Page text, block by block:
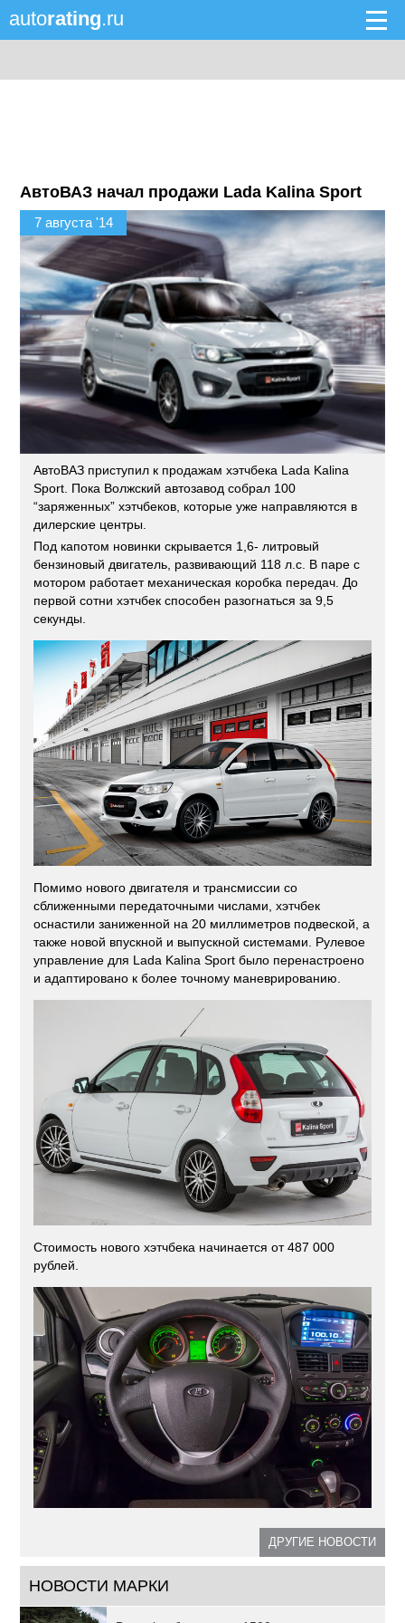
autorating.ru
АвтоВАЗ начал продажи Lada Kalina Sport
7 августа '14
АвтоВАЗ приступил к продажам хэтчбека Lada Kalina
Sport. Пока Волжский автозавод собрал 100
“заряженных” хэтчбеков, которые уже направляются в
дилерские центры.
Под капотом новинки скрывается 1,6- литровый
бензиновый двигатель, развивающий 118 л.с. В паре с
мотором работает механическая коробка передач. До
первой сотни хэтчбек способен разогнаться за 9,5
секунды.
Помимо нового двигателя и трансмиссии со
сближенными передаточными числами, хэтчбек
оснастили заниженной на 20 миллиметров подвеской, а
также новой впускной и выпускной системами. Рулевое
управление для Lada Kalina Sport было перенастроено
и адаптировано к более точному маневрированию.
Стоимость нового хэтчбека начинается от 487 000
рублей.
ДРУГИЕ НОВОСТИ
НОВОСТИ МАРКИ